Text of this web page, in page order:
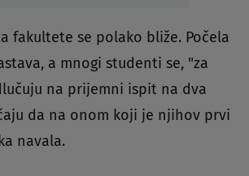
fakultete se polako bliže. Počela
a mnogi studenti se, "za
na prijemni ispit na dva
da na onom koji je njihov prvi
navala.